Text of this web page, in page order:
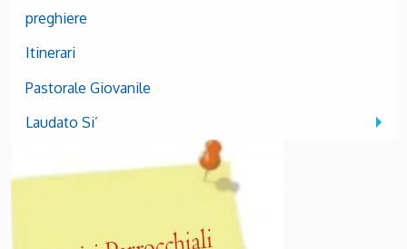
preghiere
Itinerari
Pastorale Giovanile
Laudato Si’